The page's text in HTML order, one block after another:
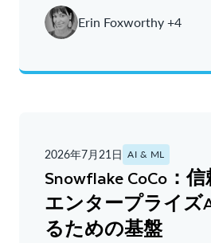
Erin Foxworthy +4
2026年7月21日 AI & ML
Snowflake CoCo：
エンタープライズ
るための基盤